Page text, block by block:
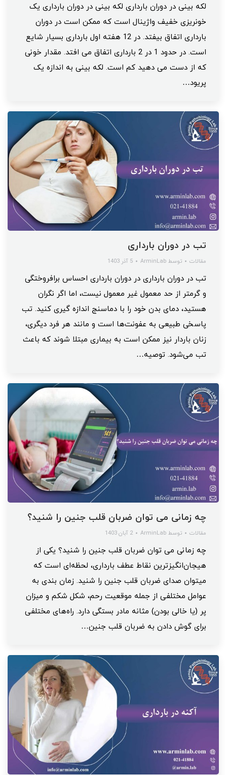
لکه بینی در دوران بارداری لکه بینی در دوران بارداری یک
خونریزی خفیف واژینال است که ممکن است در دوران
بارداری اتفاق بیفتد. در 12 هفته اول بارداری بسیار شایع
است. در حدود 1 در 2 بارداری اتفاق می افتد. مقدار خونی
که از دست می دهید کم است. لکه بینی به اندازه یک
پریود…
تب در دوران بارداری
مقالات توسط ArminLab 5 آذر 1403
تب در دوران بارداری در دوران بارداری احساس برافروختگی
و گرمتر از حد معمول غیر معمول نیست، اما اگر نگران
هستید، دمای بدن خود را با دماسنج اندازه گیری کنید. تب
پاسخی طبیعی به عفونت‌ها است و مانند هر فرد دیگری،
زنان باردار نیز ممکن است به بیماری‌ مبتلا شوند که باعث
تب می‌شود. توصیه…
چه زمانی می توان ضربان قلب جنین را شنید؟
مقالات توسط ArminLab 2 آبان 1403
چه زمانی می توان ضربان قلب جنین را شنید؟ یکی از
هیجان‌انگیزترین نقاط عطف بارداری، لحظه‌ای است که
میتوان صدای ضربان قلب جنین را شنید. زمان بندی به
عوامل مختلفی از جمله موقعیت رحم، شکل شکم و میزان
پر (یا خالی بودن) مثانه مادر بستگی دارد. راه‌های مختلفی
برای گوش دادن به ضربان قلب جنین…